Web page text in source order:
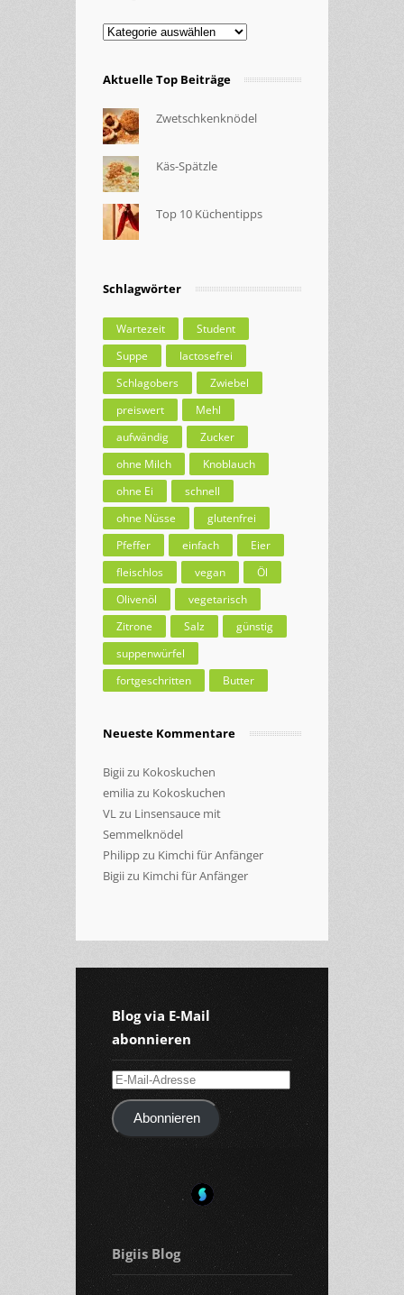
Kategorien
Aktuelle Top Beiträge
Zwetschkenknödel
Käs-Spätzle
Top 10 Küchentipps
Schlagwörter
Wartezeit
Student
Suppe
lactosefrei
Schlagobers
Zwiebel
preiswert
Mehl
aufwändig
Zucker
ohne Milch
Knoblauch
ohne Ei
schnell
ohne Nüsse
glutenfrei
Pfeffer
einfach
Eier
fleischlos
vegan
Öl
Olivenöl
vegetarisch
Zitrone
Salz
günstig
suppenwürfel
fortgeschritten
Butter
Neueste Kommentare
Bigiizu Kokoskuchen
emilia zu Kokoskuchen
VL zu Linsensauce mit
Semmelknödel
Philippzu Kimchi für Anfänger
Bigiizu Kimchi für Anfänger
Blog via E-Mail
abonnieren
E-
Mail-
AdresseAbonnieren
Bigiis Blog